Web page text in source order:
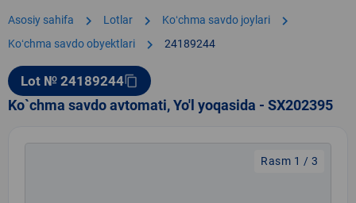
Asosiy sahifa chevron_right Lotlar chevron_right Koʻchma savdo joylari chevron_right
Koʻchma savdo obyektlari chevron_right 24189244
Lot № 24189244content_copy
Ko`chma savdo avtomati, Yo'l yoqasida - SX202395
Rasm 1 / 3